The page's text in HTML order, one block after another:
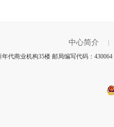
中心简介
代商业机构35楼 邮局编写代码：